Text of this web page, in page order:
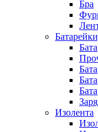
Бра
Изолента